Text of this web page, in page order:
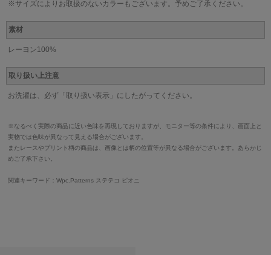
※サイズによりお取扱のないカラーもございます。予めご了承ください。
素材
レーヨン100%
取り扱い上注意
お洗濯は、必ず「取り扱い表示」にしたがってください。
※なるべく実際の商品に近い色味を再現しておりますが、モニター等の条件により、画面上と
実物では色味が異なって見える場合がございます。
またレースやプリント柄の商品は、画像とは柄の位置等が異なる場合がございます。あらかじ
めご了承下さい。
関連キーワード：Wpc.Patterns ステテコ ピオニ